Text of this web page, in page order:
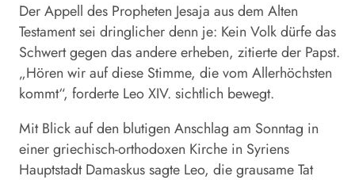
Der Appell des Propheten Jesaja aus dem Alten
Testament sei dringlicher denn je: Kein Volk dürfe das
Schwert gegen das andere erheben, zitierte der Papst.
„Hören wir auf diese Stimme, die vom Allerhöchsten
kommt“, forderte LeoXIV. sichtlich bewegt.
Mit Blick auf den blutigen Anschlag am Sonntag in
einer griechisch-orthodoxen Kirche in Syriens
Hauptstadt Damaskus sagte Leo, die grausame Tat